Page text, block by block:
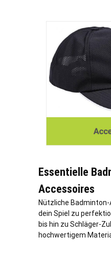
Essentielle
Accessoires
Nützliche
dein Spiel zu
bis hin zu Schläger-
hochwertigem